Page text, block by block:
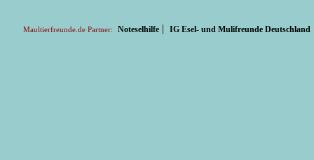
Maultierfreunde.de Partner: Noteselhilfe | IG Esel- und Mulifreunde Deutschland